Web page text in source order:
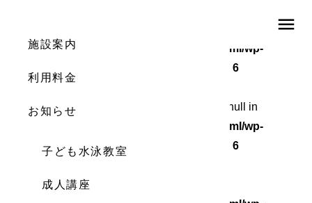
menu
施設案内
利用料金
お知らせ
子ども水泳教室
成人講座
/home/wordstock/numasupo.com/public_html/wp-
6
Warning: Attempt to read property "cat_ID" on null in
/home/wordstock/numasupo.com/public_html/wp-
content/themes/numaspo/single.php
6
Warning: Undefined array key 0 in